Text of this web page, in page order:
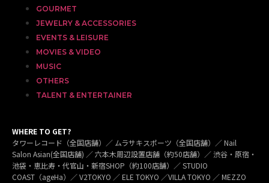
GOURMET
JEWELRY & ACCESSORIES
EVENTS & LEISURE
MOVIES & VIDEO
MUSIC
OTHERS
TALENT & ENTERTAINER
WHERE TO GET?
タワーレコード（全国店舗）／ ムラサキスポーツ（全国店舗）／ Nail
Salon Asian(全国店舗) ／ 六本木周辺設置店舗（約50店舗）／ 渋谷・原宿・
池袋・恵比寿・代官山・新宿SHOP（約100店舗）／ STUDIO
COAST（ageHa）／ V2TOKYO ／ ELE TOKYO ／VILLA TOKYO ／ MEZZO